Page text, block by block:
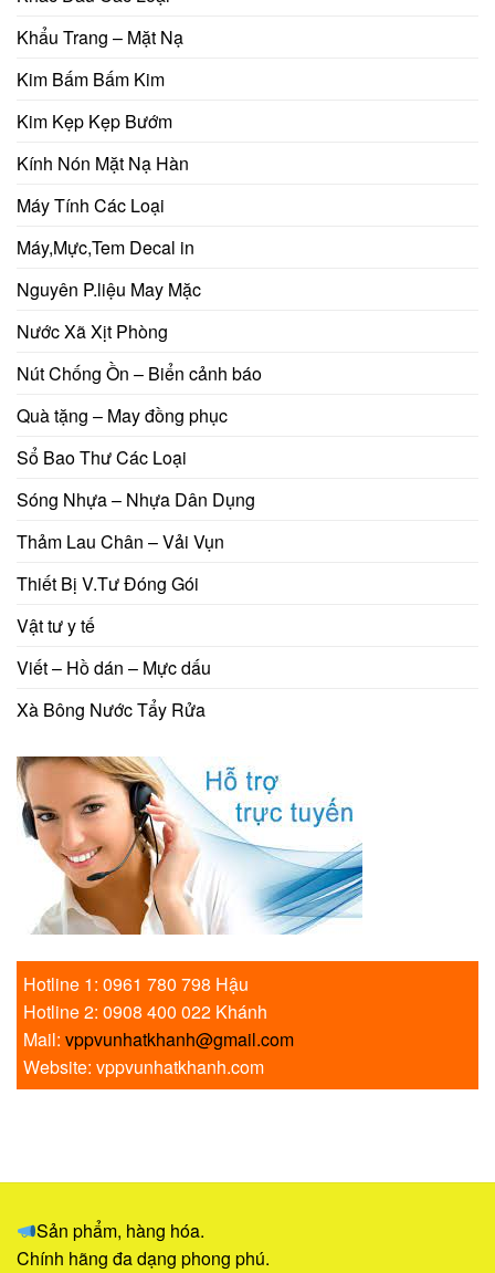
Khẩu Trang – Mặt Nạ
Kim Bấm Bấm Kim
Kim Kẹp Kẹp Bướm
Kính Nón Mặt Nạ Hàn
Máy Tính Các Loại
Máy,Mực,Tem Decal in
Nguyên P.liệu May Mặc
Nước Xã Xịt Phòng
Nút Chống Ồn – Biển cảnh báo
Quà tặng – May đồng phục
Sổ Bao Thư Các Loại
Sóng Nhựa – Nhựa Dân Dụng
Thảm Lau Chân – Vải Vụn
Thiết Bị V.Tư Đóng Gói
Vật tư y tế
Viết – Hồ dán – Mực dấu
Xà Bông Nước Tẩy Rửa
Hotline 1: 0961 780 798 Hậu
Hotline 2: 0908 400 022 Khánh
Mail: vppvunhatkhanh@gmail.com
Website: vppvunhatkhanh.com
Sản phẩm, hàng hóa.
Chính hãng đa dạng phong phú.